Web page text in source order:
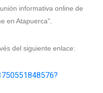
informativa online de
en Atapuerca".
del siguiente enlace: